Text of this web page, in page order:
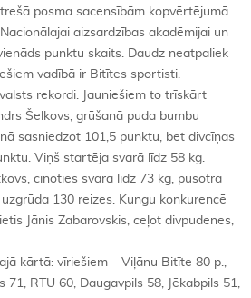
posma sacensībām kopvērtējumā
aizsardzības akadēmijai un
punktu skaits. Daudz neatpaliek
vadībā ir Bitītes sportisti.
rekordi. Jauniešiem to trīskārt
Šelkovs, grūšanā puda bumbu
sasniedzot 101,5 punktu, bet divcīņas
Viņš startēja svarā līdz 58 kg.
cīnoties svarā līdz 73 kg, pusotra
130 reizes. Kungu konkurencē
Jānis Zabarovskis, ceļot divpudenes,
kārtā: vīriešiem – Viļānu Bitīte 80 p.,
71, RTU 60, Daugavpils 58, Jēkabpils 51,